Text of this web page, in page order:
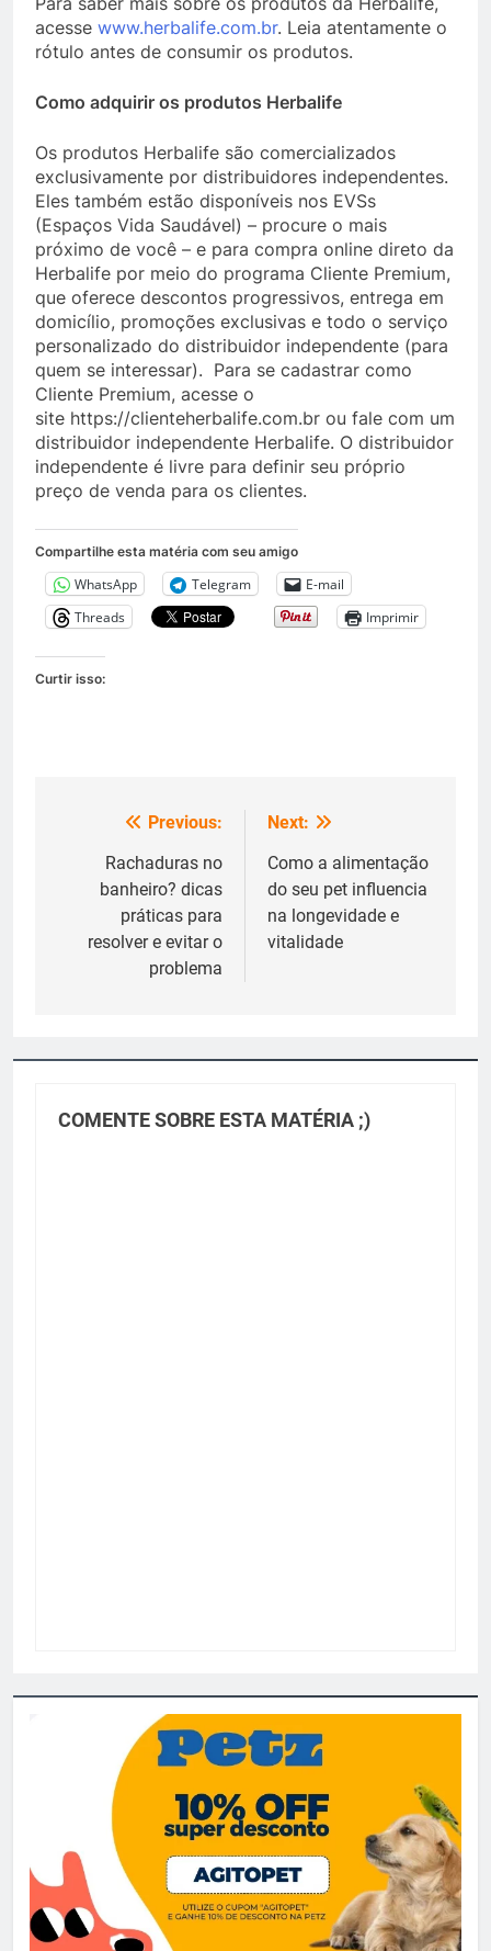
acesse www.herbalife.com.br. Leia atentamente o
rótulo antes de consumir os produtos.
Como adquirir os produtos Herbalife
Os produtos Herbalife são comercializados
exclusivamente por distribuidores independentes.
Eles também estão disponíveis nos EVSs
(Espaços Vida Saudável) – procure o mais
próximo de você – e para compra online direto da
Herbalife por meio do programa Cliente Premium,
que oferece descontos progressivos, entrega em
domicílio, promoções exclusivas e todo o serviço
personalizado do distribuidor independente (para
quem se interessar). Para se cadastrar como
Cliente Premium, acesse o
site https://clienteherbalife.com.br ou fale com um
distribuidor independente Herbalife. O distribuidor
independente é livre para definir seu próprio
preço de venda para os clientes.
Compartilhe esta matéria com seu amigo
WhatsApp Telegram
E-mail
Threads
Imprimir
Curtir isso:
Navegação
Previous:
Rachaduras no
banheiro? dicas
práticas para
resolver e evitar o
problema
Next:
Como a alimentação
do seu pet influencia
na longevidade e
vitalidade
COMENTE SOBRE ESTA MATÉRIA ;)